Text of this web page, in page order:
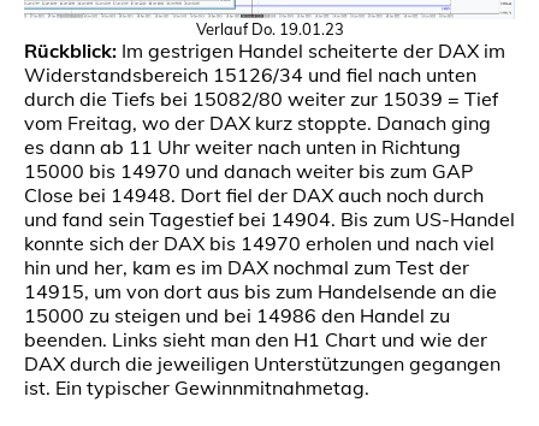
Verlauf Do. 19.01.23
Rückblick: Im gestrigen Handel scheiterte der DAX im
Widerstandsbereich 15126/34 und fiel nach unten
durch die Tiefs bei 15082/80 weiter zur 15039 = Tief
vom Freitag, wo der DAX kurz stoppte. Danach ging
es dann ab 11 Uhr weiter nach unten in Richtung
15000 bis 14970 und danach weiter bis zum GAP
Close bei 14948. Dort fiel der DAX auch noch durch
und fand sein Tagestief bei 14904. Bis zum US-Handel
konnte sich der DAX bis 14970 erholen und nach viel
hin und her, kam es im DAX nochmal zum Test der
14915, um von dort aus bis zum Handelsende an die
15000 zu steigen und bei 14986 den Handel zu
beenden. Links sieht man den H1 Chart und wie der
DAX durch die jeweiligen Unterstützungen gegangen
ist. Ein typischer Gewinnmitnahmetag.